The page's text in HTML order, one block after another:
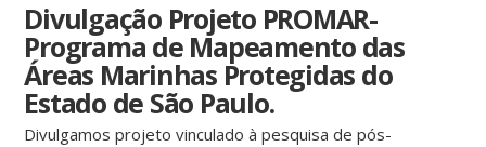
Divulgação Projeto PROMAR-
Programa de Mapeamento das
Áreas Marinhas Protegidas do
Estado de São Paulo.
Divulgamos projeto vinculado à pesquisa de pós-